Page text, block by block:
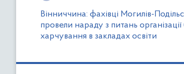
Вінниччина: фахівці Могилів-
провели нараду з питань
харчування в закладах освіти